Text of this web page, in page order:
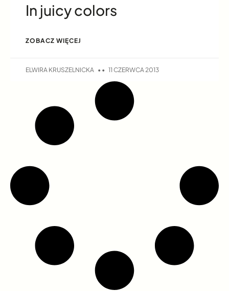
In juicy colors
ZOBACZ WIĘCEJ
ELWIRA KRUSZELNICKA 11 CZERWCA 2013